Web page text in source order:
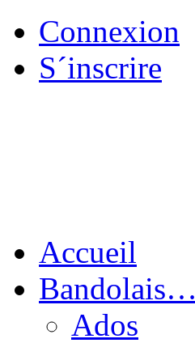
Connexion
S´inscrire
Accueil
Bandolais…
Ados